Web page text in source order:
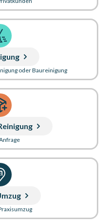
oder Baureinigung